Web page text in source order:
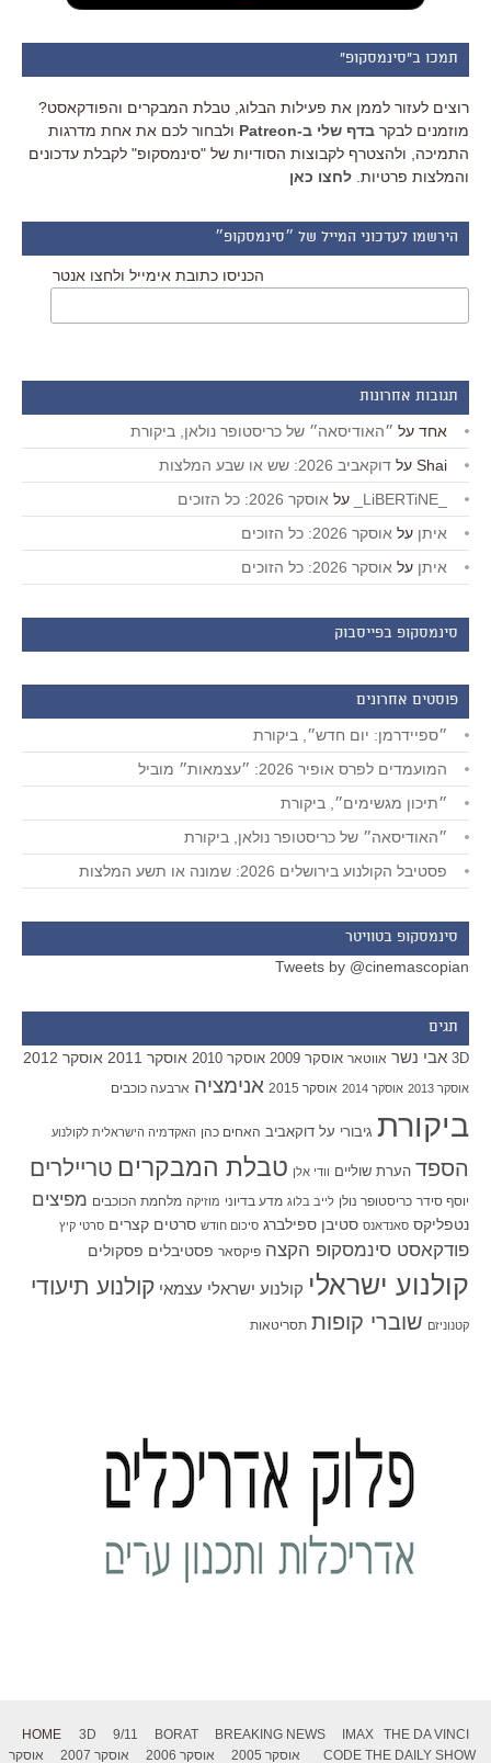
תמכו ב"סינמסקופ"
רוצים לעזור לממן את פעילות הבלוג, טבלת המבקרים והפודקאסט?
מוזמנים לבקר בדף שלי ב-Patreon
ולבחור לכם את אחת מדרגות
התמיכה, ולהצטרף לקבוצות הסודיות של "סינמסקופ" לקבלת עדכונים
והמלצות פרטיות. לחצו כאן
הירשמו לעדכוני המייל של ״סינמסקופ״
הכניסו כתובת אימייל ולחצו אנטר
תגובות אחרונות
אחד על ״האודיסאה״ של כריסטופר נולאן, ביקורת
Shai על דוקאביב 2026: שש או שבע המלצות
על אוסקר 2026: כל הזוכים
איתן על אוסקר 2026: כל הזוכים
איתן על אוסקר 2026: כל הזוכים
סינמסקופ בפייסבוק
פוסטים אחרונים
״ספיידרמן: יום חדש״, ביקורת
המועמדים לפרס אופיר 2026: ״עצמאות״ מוביל
״תיכון מגשימים״, ביקורת
״האודיסאה״ של כריסטופר נולאן, ביקורת
פסטיבל הקולנוע בירושלים 2026: שמונה או תשע המלצות
סינמסקופ בטוויטר
Tweets by @cinemascopian
תגים
3D אבי נשר אווטאר אוסקר 2009 אוסקר 2010 אוסקר 2011 אוסקר 2012
אוסקר 2013 אוסקר 2014 אוסקר 2015 אנימציה ארבעה כוכבים
ביקורת גיבורי על דוקאביב האחים כהן האקדמיה הישראלית לקולנוע
הספד הערת שוליים וודי אלן טבלת המבקרים טריילרים
יוסף סידר כריסטופר נולן לייב בלוג מדע בדיוני מוזיקה מלחמת הכוכבים מפיצים
נטפליקס סאנדאנס סטיבן ספילברג סיכום חודש סרטים קצרים סרטי קיץ
פודקאסט סינמסקופ הקצה פיקסאר פסטיבלים פסקולים
קולנוע ישראלי קולנוע ישראלי עצמאי קולנוע תיעודי
קטנוניזם שוברי קופות תסריטאות
HOME 3D 9/11 BORAT BREAKING NEWS IMAX
THE DA VINCI
CODE THE DAILY SHOW אוסקר 2005 אוסקר 2006 אוסקר 2007 אוסקר